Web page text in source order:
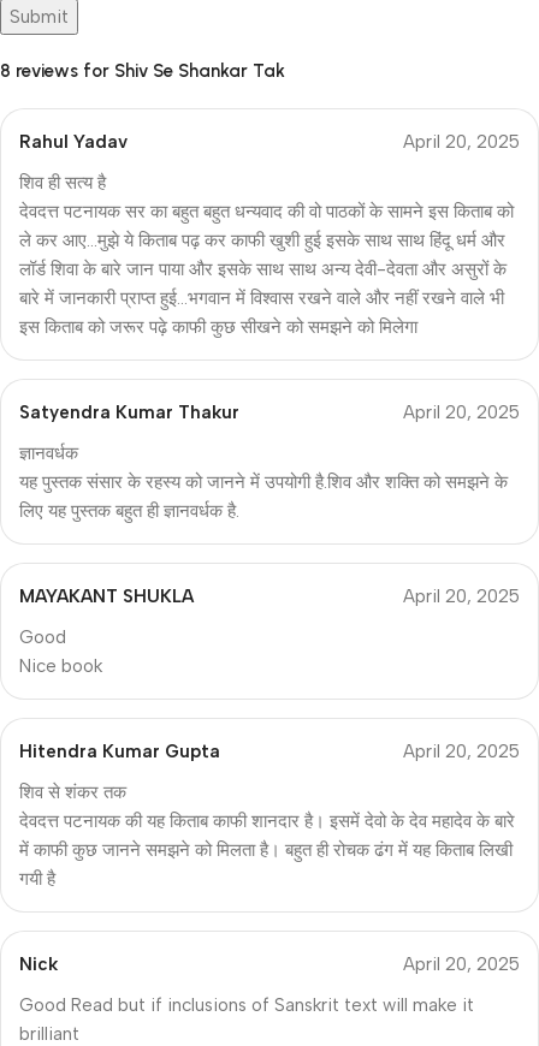
8 reviews for Shiv Se Shankar Tak
Rahul Yadav
April 20, 2025
शिव ही सत्य है
देवदत्त पटनायक सर का बहुत बहुत धन्यवाद की वो पाठकों के सामने इस किताब को
ले कर आए…मुझे ये किताब पढ़ कर काफी खुशी हुई इसके साथ साथ हिंदू धर्म और
लॉर्ड शिवा के बारे जान पाया और इसके साथ साथ अन्य देवी-देवता और असुरों के
बारे में जानकारी प्राप्त हुई…भगवान में विश्वास रखने वाले और नहीं रखने वाले भी
इस किताब को जरूर पढ़े काफी कुछ सीखने को समझने को मिलेगा
Satyendra Kumar Thakur
April 20, 2025
ज्ञानवर्धक
यह पुस्तक संसार के रहस्य को जानने में उपयोगी है.शिव और शक्ति को समझने के
लिए यह पुस्तक बहुत ही ज्ञानवर्धक है.
MAYAKANT SHUKLA
April 20, 2025
Good
Nice book
Hitendra Kumar Gupta
April 20, 2025
शिव से शंकर तक
देवदत्त पटनायक की यह किताब काफी शानदार है। इसमें देवो के देव महादेव के बारे
में काफी कुछ जानने समझने को मिलता है। बहुत ही रोचक ढंग में यह किताब लिखी
गयी है
Nick
April 20, 2025
Good Read but if inclusions of Sanskrit text will make it
brilliant